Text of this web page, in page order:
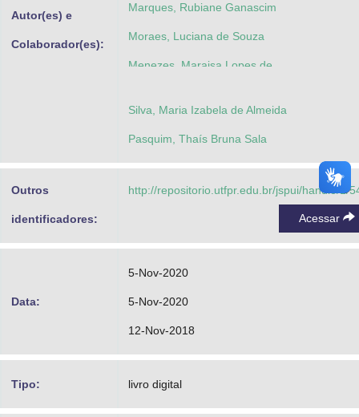
Autor(es) e
Colaborador(es):
Marques, Rubiane Ganascim
Moraes, Luciana de Souza
Menezes, Maraisa Lopes de
Silva, Maria Izabela de Almeida
Pasquim, Thaís Bruna Sala
Outros
identificadores:
http://repositorio.utfpr.edu.br/jspui/handle/1/
Acessar
Data:
5-Nov-2020
5-Nov-2020
12-Nov-2018
Tipo: livro digital